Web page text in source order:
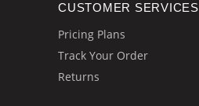
CUSTOMER SERVICES
Pricing Plans
Track Your Order
Returns